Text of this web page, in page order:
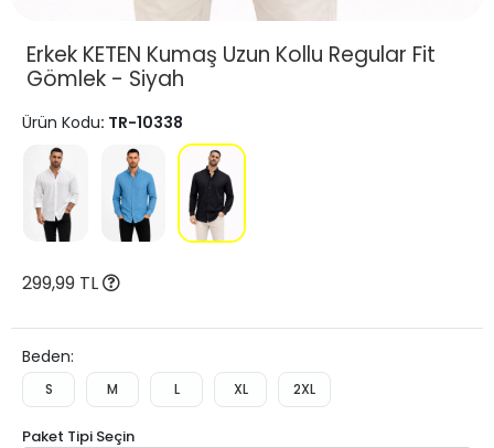
Erkek KETEN Kumaş Uzun Kollu Regular Fit
Gömlek - Siyah
Ürün Kodu: TR-10338
299,99 TL
Beden:
S M L XL 2XL
Paket Tipi Seçin